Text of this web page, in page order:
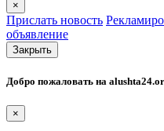
×
Прислать новость
объявление
Закрыть
Добро пожаловать на
×